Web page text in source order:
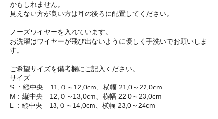
かもしれません。
見えない方が良い方は耳の後ろに配置してください。
ノーズワイヤーを入れています。
お洗濯はワイヤーが飛び出ないように優しく手洗いでお願いしま
す。
ご希望サイズを備考欄にご記入ください。
サイズ
S ：縦中央 11,０～12,0cm、横幅 21,0～22,0cm
M：縦中央 12,０～13,0cm、横幅 22,0～23,0cm
L ：縦中央 13,０～14,0cm、横幅 23,0～24cm